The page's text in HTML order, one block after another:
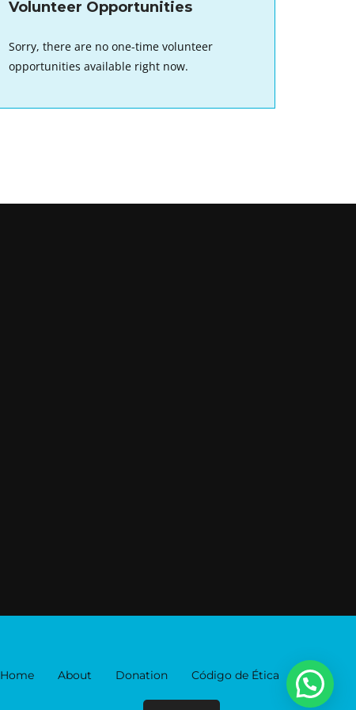
Volunteer Opportunities
Sorry, there are no one-time volunteer
opportunities available right now.
Home About Donation Código de Ética